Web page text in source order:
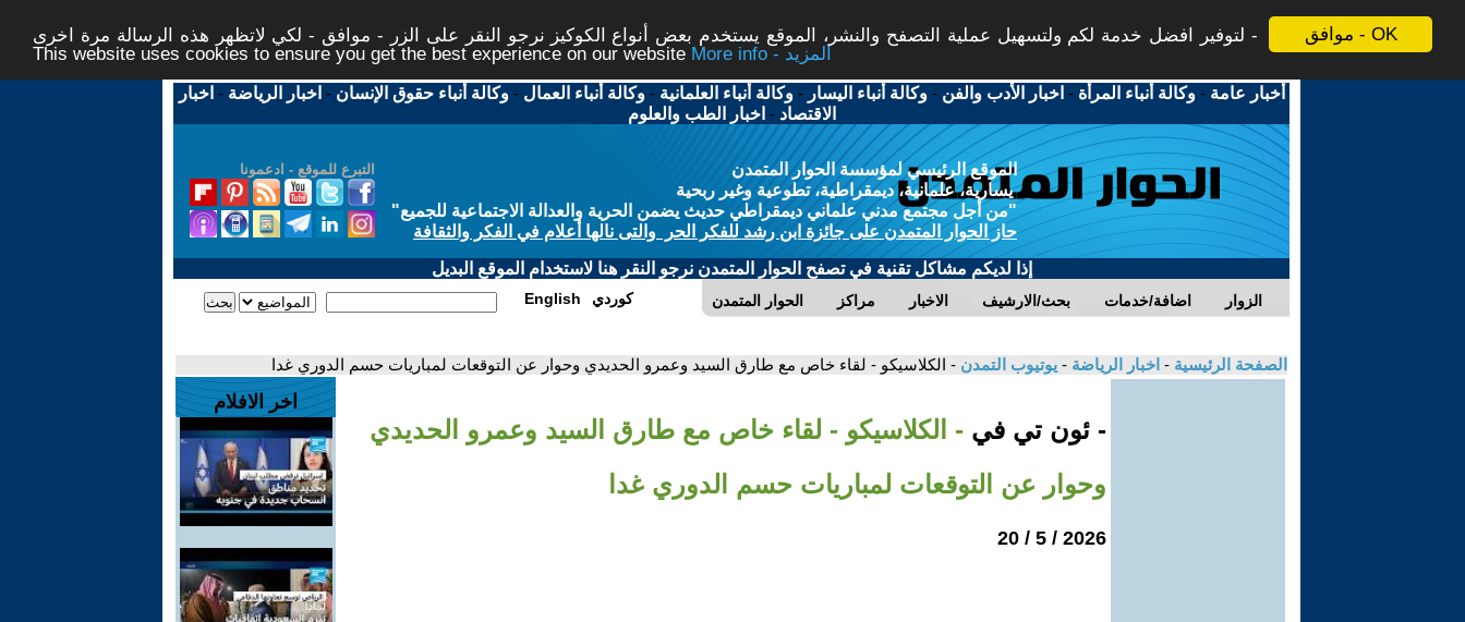
موافق - OK
لتوفير افضل خدمة لكم ولتسهيل عملية التصفح والنشر، الموقع يستخدم بعض أنواع الكوكيز نرجو النقر على الزر - موافق - لكي لاتظهر هذه الرسالة مرة اخرى -
This website uses cookies to ensure you get the best experience on our website
More info - المزيد
أخبار عامة -وكالة أنباء المرأة - اخبار الأدب والفن -وكالة أنباء اليسار -وكالة أنباء العلمانية -وكالة أنباء العمال -وكالة أنباء حقوق الإنسان - اخبار الرياضة - اخبار
الاقتصاد - اخبار الطب والعلوم
التبرع للموقع - ادعمونا
الموقع الرئيسي لمؤسسة الحوار المتمدن
يسارية، علمانية، ديمقراطية، تطوعية وغير ربحية
"من أجل مجتمع مدني علماني ديمقراطي حديث يضمن الحرية والعدالة الاجتماعية للجميع"
حاز الحوار المتمدن على جائزة ابن رشد للفكر الحر والتى نالها أعلام في الفكر والثقافة
إذا لديكم مشاكل تقنية في تصفح الحوار المتمدن نرجو النقر هنا لاستخدام الموقع البديل
الحوار المتمدن مراكز الاخبار بحث/الارشيف اضافة/خدمات الزوار English كوردي
الصفحة الرئيسية - اخبار الرياضة - يوتيوب التمدن - الكلاسيكو - لقاء خاص مع طارق السيد وعمرو الحديدي وحوار عن التوقعات لمباريات حسم الدوري غدا
- ئون تي في - الكلاسيكو - لقاء خاص مع طارق السيد وعمرو الحديدي
وحوار عن التوقعات لمباريات حسم الدوري غدا
2026 / 5 / 20
اخر الافلام